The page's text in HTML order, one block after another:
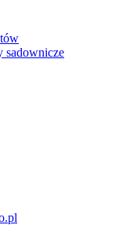
sadownicze